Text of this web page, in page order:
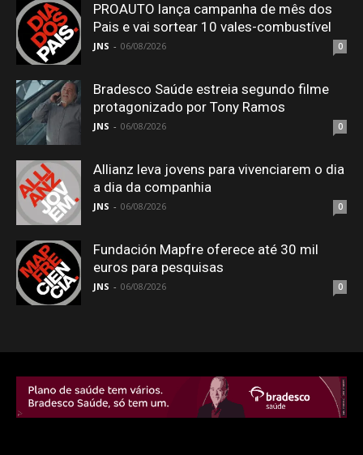
PROAUTO lança campanha de mês dos
Pais e vai sortear 10 vales-combustível
JNS - 06/08/2026 0
Bradesco Saúde estreia segundo filme
protagonizado por Tony Ramos
JNS - 06/08/2026 0
Allianz leva jovens para vivenciarem o dia
a dia da companhia
JNS - 06/08/2026 0
Fundación Mapfre oferece até 30 mil
euros para pesquisas
JNS - 06/08/2026 0